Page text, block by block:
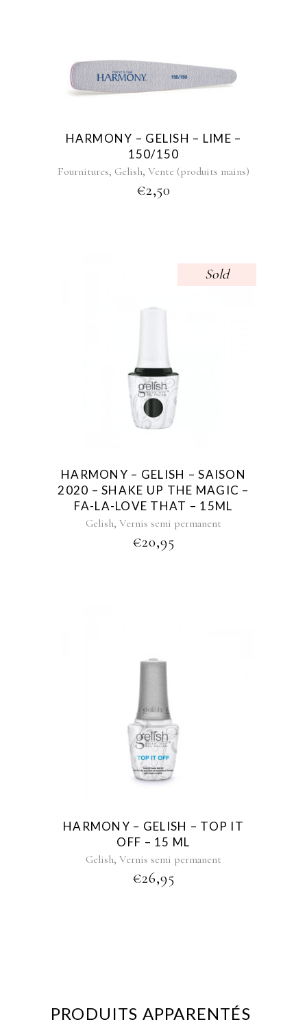
HARMONY – GELISH – LIME –
150/150
Fournitures, Gelish, Vente (produits mains)
€2,50
Sold
HARMONY – GELISH – SAISON
2020 – SHAKE UP THE MAGIC –
FA-LA-LOVE THAT – 15ML
Gelish, Vernis semi permanent
€20,95
HARMONY – GELISH – TOP IT
OFF – 15 ML
Gelish, Vernis semi permanent
€26,95
PRODUITS APPARENTÉS